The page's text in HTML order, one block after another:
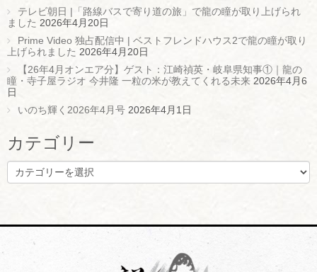
テレビ朝日 |「路線バスで寄り道の旅」で龍の瞳が取り上げられ
ました 2026年4月20日
Prime Video 独占配信中 | ベストフレンドハウス2で龍の瞳が取り
上げられました 2026年4月20日
【26年4月オンエア分】ゲスト：江崎禎英・岐阜県知事①｜龍の
瞳・寺子屋ラジオ 今井隆 一粒の米が教えてくれる未来 2026年4月6
日
いのち輝く2026年4月号 2026年4月1日
カテゴリー
カ
テ